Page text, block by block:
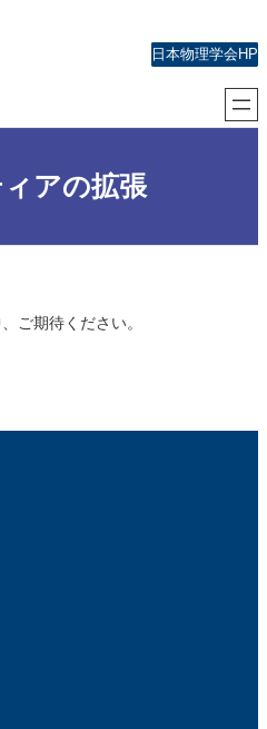
日本物理学会HP
アの拡張
ご期待ください。